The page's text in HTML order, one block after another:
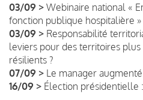
03/09 > Webinaire national «
fonction publique hospitalière »
03/09 > Responsabilité
leviers pour des territoires
résilients ?
07/09 > Le manager
16/09 > Élection présidentielle